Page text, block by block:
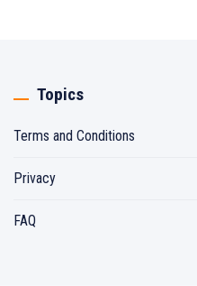
Topics
Terms and Conditions
Privacy
FAQ